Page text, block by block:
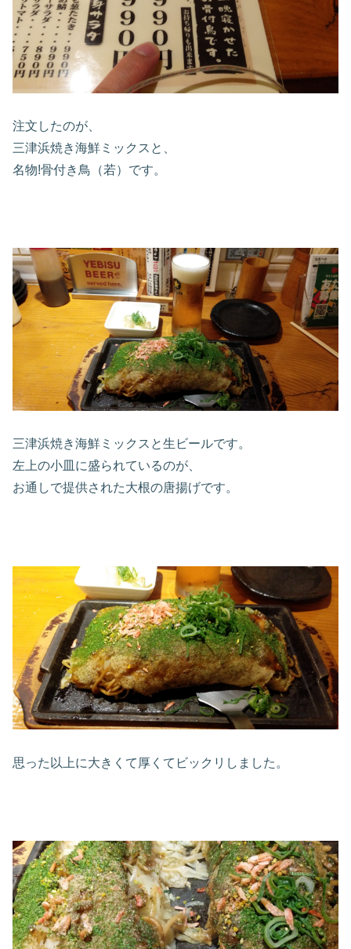
注文したのが、
三津浜焼き海鮮ミックスと、
名物!骨付き鳥（若）です。
三津浜焼き海鮮ミックスと生ビールです。
左上の小皿に盛られているのが、
お通しで提供された大根の唐揚げです。
思った以上に大きくて厚くてビックリしました。